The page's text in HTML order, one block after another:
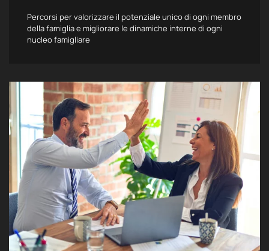
Percorsi per valorizzare il potenziale unico di ogni membro
della famiglia e migliorare le dinamiche interne di ogni
nucleo famigliare